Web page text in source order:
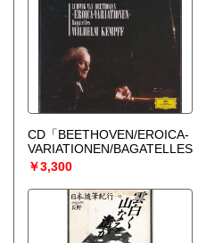
CD「BEETHOVEN/EROICA-
VARIATIONEN/BAGATELLES」
￥3,300